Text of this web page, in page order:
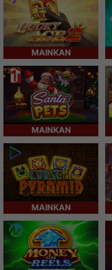
MAINKAN
MAINKAN
MAINKAN